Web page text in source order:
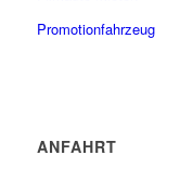
Promotionfahrzeug
ANFAHRT